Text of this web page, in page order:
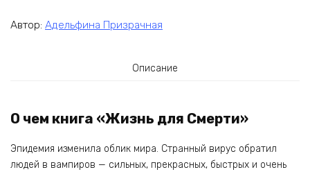
Автор: Адельфина Призрачная
Описание
О чем книга «Жизнь для Смерти»
Эпидемия изменила облик мира. Странный вирус обратил
людей в вампиров — сильных, прекрасных, быстрых и очень